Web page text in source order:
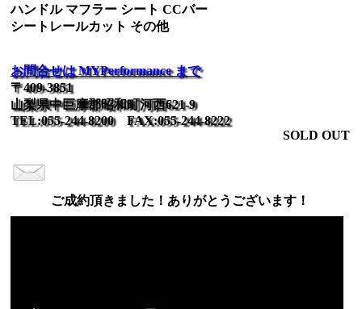
ハンドル マフラー シート CCバー
シートレールカット その他
お問合せは MYPerformance まで
〒409-3851
山梨県中巨摩郡昭和町河西621-9
TEL:055-244-8200 FAX:055-244-8222
SOLD OUT
ご成約頂きました！ありがとうございます！